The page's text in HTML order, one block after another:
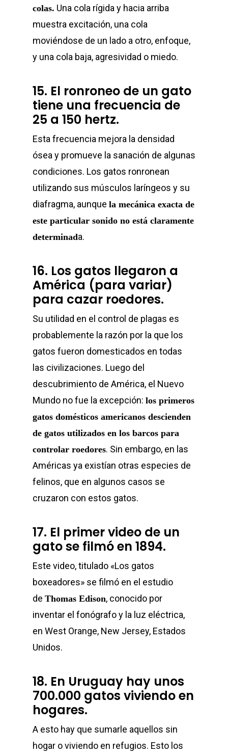
colas. Una cola rígida y hacia arriba
muestra excitación, una cola
moviéndose de un lado a otro, enfoque,
y una cola baja, agresividad o miedo.
15. El ronroneo de un gato
tiene una frecuencia de
25 a 150 hertz.
Esta frecuencia mejora la densidad
ósea y promueve la sanación de algunas
condiciones. Los gatos ronronean
utilizando sus músculos laríngeos y su
diafragma, aunque la mecánica exacta de
este particular sonido no está claramente
determinada.
16. Los gatos llegaron a
América (para variar)
para cazar roedores.
Su utilidad en el control de plagas es
probablemente la razón por la que los
gatos fueron domesticados en todas
las civilizaciones. Luego del
descubrimiento de América, el Nuevo
Mundo no fue la excepción: los primeros
gatos domésticos americanos descienden
de gatos utilizados en los barcos para
controlar roedores. Sin embargo, en las
Américas ya existían otras especies de
felinos, que en algunos casos se
cruzaron con estos gatos.
17. El primer video de un
gato se filmó en 1894.
Este video, titulado «Los gatos
boxeadores» se filmó en el estudio
de Thomas Edison, conocido por
inventar el fonógrafo y la luz eléctrica,
en West Orange, New Jersey, Estados
Unidos.
18. En Uruguay hay unos
700.000 gatos viviendo en
hogares.
A esto hay que sumarle aquellos sin
hogar o viviendo en refugios. Esto los
Nuestras
Conferencias
Blog
Contacto